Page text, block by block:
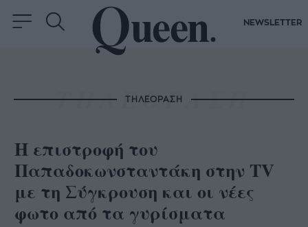
NEWSLETTER
ΤΗΛΕΟΡΑΣΗ
Η επιστροφή του
Παπαδοκωνσταντάκη στην TV
με τη Σύγκρουση και οι νέες
φωτο από τα γυρίσματα